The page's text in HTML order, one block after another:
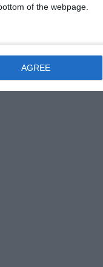
of the webpage.
AGREE